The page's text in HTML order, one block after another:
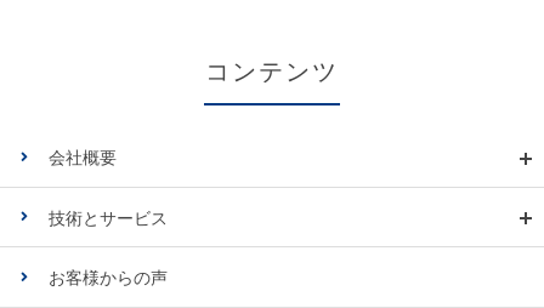
コンテンツ
会社概要
技術とサービス
お客様からの声